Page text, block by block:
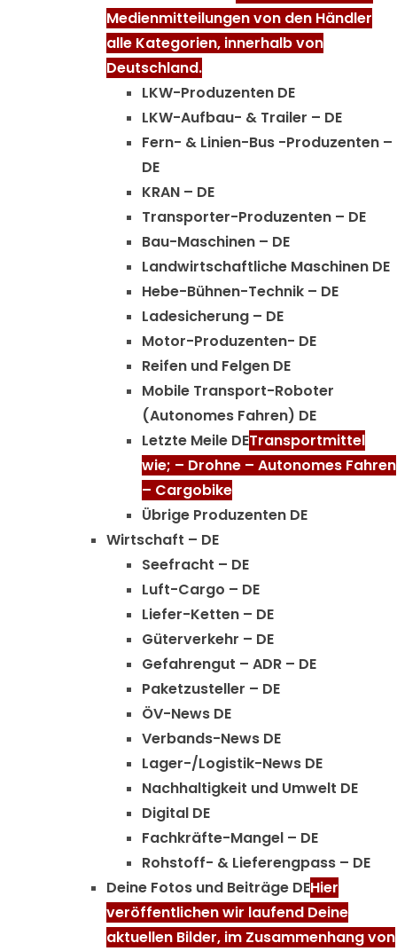
Medienmitteilungen von den Händler
alle Kategorien, innerhalb von
Deutschland.
LKW-Produzenten DE
LKW-Aufbau- & Trailer – DE
Fern- & Linien-Bus -Produzenten –
DE
KRAN – DE
Transporter-Produzenten – DE
Bau-Maschinen – DE
Landwirtschaftliche Maschinen DE
Hebe-Bühnen-Technik – DE
Ladesicherung – DE
Motor-Produzenten- DE
Reifen und Felgen DE
Mobile Transport-Roboter
(Autonomes Fahren) DE
Letzte Meile DETransportmittel
wie; – Drohne – Autonomes Fahren
– Cargobike
Übrige Produzenten DE
Wirtschaft – DE
Seefracht – DE
Luft-Cargo – DE
Liefer-Ketten – DE
Güterverkehr – DE
Gefahrengut – ADR – DE
Paketzusteller – DE
ÖV-News DE
Verbands-News DE
Lager-/Logistik-News DE
Nachhaltigkeit und Umwelt DE
Digital DE
Fachkräfte-Mangel – DE
Rohstoff- & Lieferengpass – DE
Deine Fotos und Beiträge DEHier
veröffentlichen wir laufend Deine
aktuellen Bilder, im Zusammenhang von